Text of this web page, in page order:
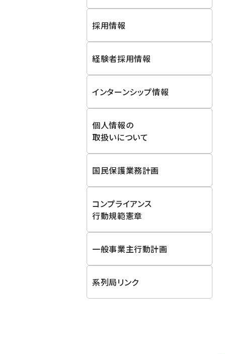
採用情報
経験者採用情報
インターンシップ情報
個人情報の
取扱いについて
国民保護業務計画
コンプライアンス
行動規範憲章
一般事業主行動計画
系列局リンク